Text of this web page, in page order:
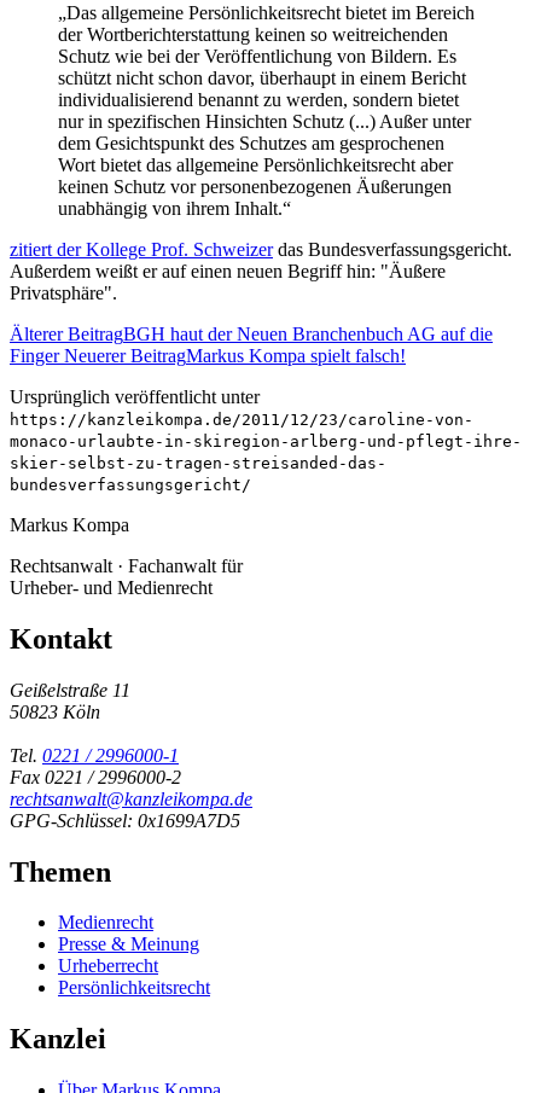
„Das allgemeine Persönlichkeitsrecht bietet im Bereich
der Wortberichterstattung keinen so weitreichenden
Schutz wie bei der Veröffentlichung von Bildern. Es
schützt nicht schon davor, überhaupt in einem Bericht
individualisierend benannt zu werden, sondern bietet
nur in spezifischen Hinsichten Schutz (...) Außer unter
dem Gesichtspunkt des Schutzes am gesprochenen
Wort bietet das allgemeine Persönlichkeitsrecht aber
keinen Schutz vor personenbezogenen Äußerungen
unabhängig von ihrem Inhalt.“
zitiert der Kollege Prof. Schweizerdas Bundesverfassungsgericht.
Außerdem weißt er auf einen neuen Begriff hin: "Äußere
Privatsphäre".
Älterer BeitragBGH haut der Neuen Branchenbuch AG auf die
FingerNeuerer BeitragMarkus Kompa spielt falsch!
Ursprünglich veröffentlicht unter
https://kanzleikompa.de/2011/12/23/caroline-von-
monaco-urlaubte-in-skiregion-arlberg-und-pflegt-ihre-
skier-selbst-zu-tragen-streisanded-das-
bundesverfassungsgericht/
Markus Kompa
Rechtsanwalt · Fachanwalt für
Urheber- und Medienrecht
Kontakt
Geißelstraße 11
50823 Köln
Tel. 0221 / 2996000-1
Fax 0221 / 2996000-2
rechtsanwalt@kanzleikompa.de
GPG-Schlüssel: 0x1699A7D5
Themen
Medienrecht
Presse & Meinung
Urheberrecht
Persönlichkeitsrecht
Kanzlei